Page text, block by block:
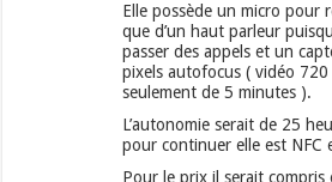
Elle possède un micro pour
que d’un haut parleur
passer des appels et un
pixels autofocus ( vidéo
seulement de 5 minutes ).
L’autonomie serait de 25
pour continuer elle est NFC
Pour le prix il serait